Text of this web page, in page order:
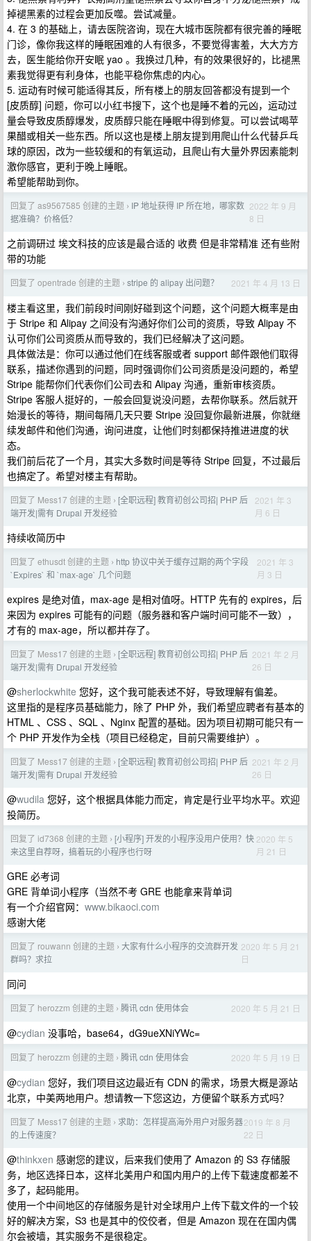
掉褪黑素的过程会更加反噬。尝试减量。
4. 在 3 的基础上，请去医院咨询，现在大城市医院都有很完善的睡眠
门诊，像你我这样的睡眠困难的人有很多，不要觉得害羞，大大方方
去，医生能给你开安眠 yao 。我换过几种，有的效果很好的，比褪黑
素我觉得更有利身体，也能平稳你焦虑的内心。
5. 运动有时候可能适得其反，所有楼上的朋友回答都没有提到一个
[皮质醇] 问题，你可以小红书搜下，这个也是睡不着的元凶，运动过
量会导致皮质醇爆发，皮质醇只能在睡眠中得到修复。可以尝试喝苹
果醋或相关一些东西。所以这也是楼上朋友提到用爬山什么代替乒乓
球的原因，改为一些较缓和的有氧运动，且爬山有大量外界因素能刺
激你感官，更利于晚上睡眠。
希望能帮助到你。
回复了 as9567585 创建的主题 › IP 地址获得 IP 所在地，哪家数
据准确？价格低？
2022 年 9 月
8 日
之前调研过 埃文科技的应该是最合适的 收费 但是非常精准 还有些附
带的功能
回复了 opentrade 创建的主题 › stripe 的 alipay 出问题？ 2021 年 4 月 13 日
楼主看这里，我们前段时间刚好碰到这个问题，这个问题大概率是由
于 Stripe 和 Alipay 之间没有沟通好你们公司的资质，导致 Alipay 不
认可你们公司资质从而导致的，我们已经解决了这问题。
具体做法是：你可以通过他们在线客服或者 support 邮件跟他们取得
联系，描述你遇到的问题，同时强调你们公司资质是没问题的，希望
Stripe 能帮你们代表你们公司去和 Alipay 沟通，重新审核资质。
Stripe 客服人挺好的，一般会回复说没问题，去帮你联系。然后就开
始漫长的等待，期间每隔几天只要 Stripe 没回复你最新进展，你就继
续发邮件和他们沟通，询问进度，让他们时刻都保持推进进度的状
态。
我们前后花了一个月，其实大多数时间是等待 Stripe 回复，不过最后
也搞定了。希望对楼主有帮助。
回复了 Mess17 创建的主题 › [全职远程] 教育初创公司招| PHP 后
端开发|需有 Drupal 开发经验
2021 年 3
月 6 日
持续收简历中
回复了 ethusdt 创建的主题 › http 协议中关于缓存过期的两个字段
`Expires` 和 `max-age` 几个问题
2021 年 3
月 3 日
expires 是绝对值，max-age 是相对值呀。HTTP 先有的 expires，后
来因为 expires 可能有的问题（服务器和客户端时间可能不一致），
才有的 max-age，所以都并存了。
回复了 Mess17 创建的主题 › [全职远程] 教育初创公司招| PHP 后
端开发|需有 Drupal 开发经验
2021 年 2 月
26 日
@sherlockwhite 您好，这个我可能表述不好，导致理解有偏差。
这里指的是程序员基础能力，除了 PHP 外，我们希望应聘者有基本的
HTML 、CSS 、SQL 、Nginx 配置的基础。因为项目初期可能只有一
个 PHP 开发作为全栈（项目已经稳定，目前只需要维护）。
回复了 Mess17 创建的主题 › [全职远程] 教育初创公司招| PHP 后
端开发|需有 Drupal 开发经验
2021 年 2 月
26 日
@wudila 您好，这个根据具体能力而定，肯定是行业平均水平。欢迎
投简历。
回复了 id7368 创建的主题 › [小程序] 开发的小程序没用户使用？快
来这里自荐呀，搞着玩的小程序也行呀
2020 年 5
月 21 日
GRE 必考词
GRE 背单词小程序（当然不考 GRE 也能拿来背单词
有一个介绍官网： www.bikaoci.com
感谢大佬
回复了 rouwann 创建的主题 › 大家有什么小程序的交流群开发
群吗？求拉
2020 年 5 月 21
日
同问
回复了 herozzm 创建的主题 › 腾讯 cdn 使用体会 2020 年 5 月 21 日
@cydian 没事哈，base64，dG9ueXNiYWc=
回复了 herozzm 创建的主题 › 腾讯 cdn 使用体会 2020 年 5 月 19 日
@cydian 您好，我们项目这边最近有 CDN 的需求，场景大概是源站
北京，中美两地用户。想请教一下您这边，方便留个联系方式吗？
回复了 Mess17 创建的主题 › 求助：怎样提高海外用户对服务器
的上传速度？
2019 年 8 月
22 日
@thinkxen 感谢您的建议，后来我们使用了 Amazon 的 S3 存储服
务，地区选择日本，这样北美用户和国内用户的上传下载速度都差不
多了，起码能用。
使用一个中间地区的存储服务是针对全球用户上传下载文件的一个较
好的解决方案，S3 也是其中的佼佼者，但是 Amazon 现在在国内偶
尔会被墙，其实服务不是很稳定。